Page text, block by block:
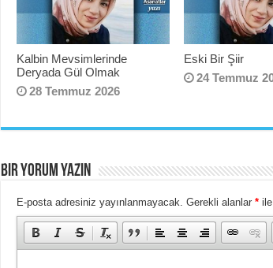
Kalbin Mevsimlerinde
Deryada Gül Olmak
28 Temmuz 2026
Eski Bir Şiir
24 Temmuz
BIR YORUM YAZIN
E-posta adresiniz yayınlanmayacak. Gerekli alanlar *ile